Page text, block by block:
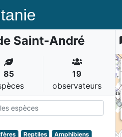
Saint-André
85
19
observateurs
Reptiles
Amphibiens